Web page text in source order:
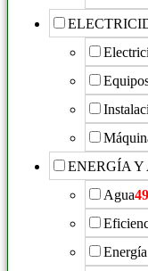
ENERGÍA Y
Agua49